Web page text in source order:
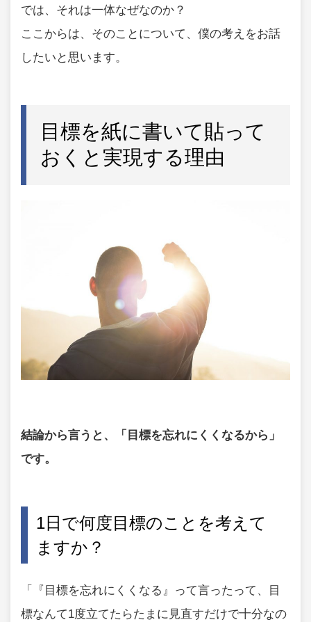
では、それは一体なぜなのか？
ここからは、そのことについて、僕の考えをお話
したいと思います。
目標を紙に書いて貼って
おくと実現する理由
結論から言うと、「目標を忘れにくくなるから」
です。
1日で何度目標のことを考えて
ますか？
「『目標を忘れにくくなる』って言ったって、目
標なんて1度立てたらたまに見直すだけで十分なの